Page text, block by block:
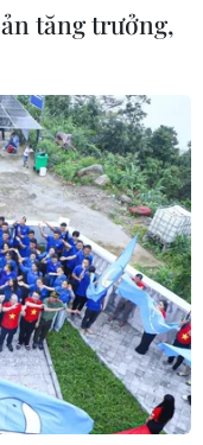
tăng trưởng,